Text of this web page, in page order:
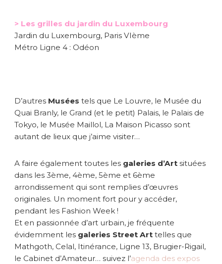
> Les grilles du jardin du Luxembourg
Jardin du Luxembourg, Paris VIème
Métro Ligne 4 : Odéon
D’autres Musées tels que Le Louvre, le Musée du
Quai Branly, le Grand (et le petit) Palais, le Palais de
Tokyo, le Musée Maillol, La Maison Picasso sont
autant de lieux que j’aime visiter…
A faire également toutes les galeries d’Art situées
dans les 3ème, 4ème, 5ème et 6ème
arrondissement qui sont remplies d’œuvres
originales. Un moment fort pour y accéder,
pendant les Fashion Week !
Et en passionnée d’art urbain, je fréquente
évidemment les galeries Street Art telles que
Mathgoth, Celal, Itinérance, Ligne 13, Brugier-Rigail,
le Cabinet d’Amateur… suivez l’agenda des expos